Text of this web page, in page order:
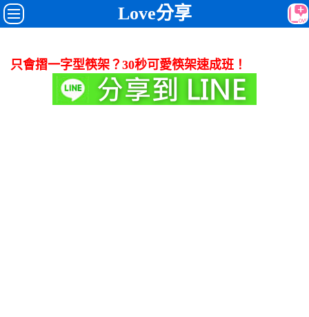
Love分享
只會摺一字型筷架？30秒可愛筷架速成班！